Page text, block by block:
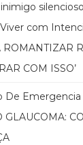
com
COM ISSO’
De Emergencia
GLAUCOMA: